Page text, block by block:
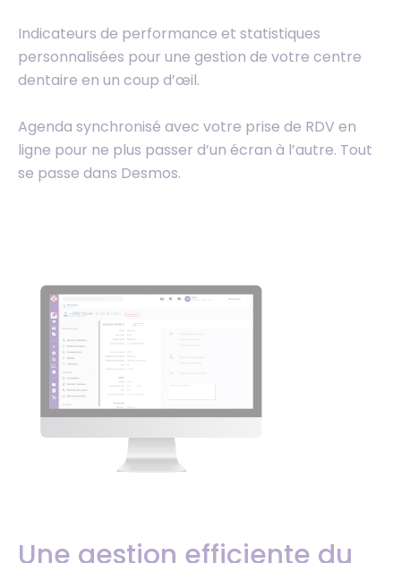
Indicateurs de performance et statistiques
personnalisées pour une gestion de votre centre
dentaire en un coup d’œil.
Agenda synchronisé avec votre prise de RDV en
ligne pour ne plus passer d’un écran à l’autre. Tout
se passe dans Desmos.
Une gestion efficiente du